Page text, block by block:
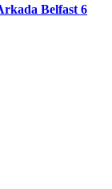
Belfast 6